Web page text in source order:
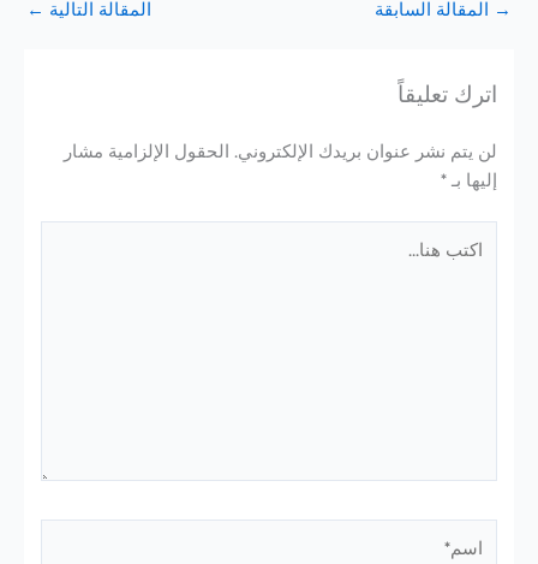
→ المقالة السابقة المقالة التالية ←
اترك تعليقاً
لن يتم نشر عنوان بريدك الإلكتروني. الحقول الإلزامية مشار
إليها بـ*
هنا...